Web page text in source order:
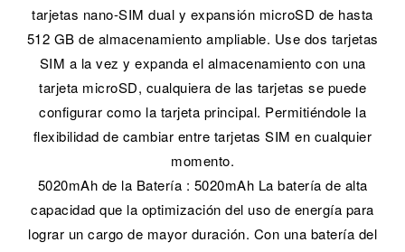
tarjetas nano-SIM dual y expansión microSD de hasta
512 GB de almacenamiento ampliable. Use dos tarjetas
SIM a la vez y expanda el almacenamiento con una
tarjeta microSD, cualquiera de las tarjetas se puede
configurar como la tarjeta principal. Permitiéndole la
flexibilidad de cambiar entre tarjetas SIM en cualquier
momento.
5020mAh de la Batería : 5020mAh La batería de alta
capacidad que la optimización del uso de energía para
lograr un cargo de mayor duración. Con una batería del